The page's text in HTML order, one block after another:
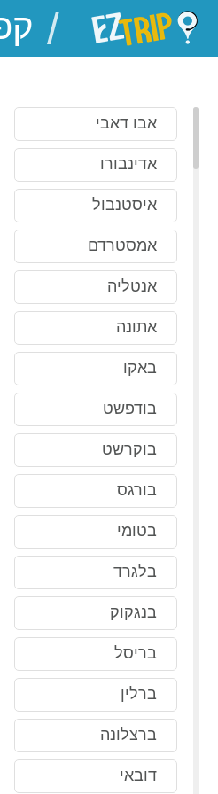
EZTrip
/
אבו דאבי
אדינבורו
איסטנבול
אמסטרדם
אנטליה
אתונה
באקו
בודפשט
בוקרשט
בורגס
בטומי
בלגרד
בנגקוק
בריסל
ברלין
ברצלונה
דובאי